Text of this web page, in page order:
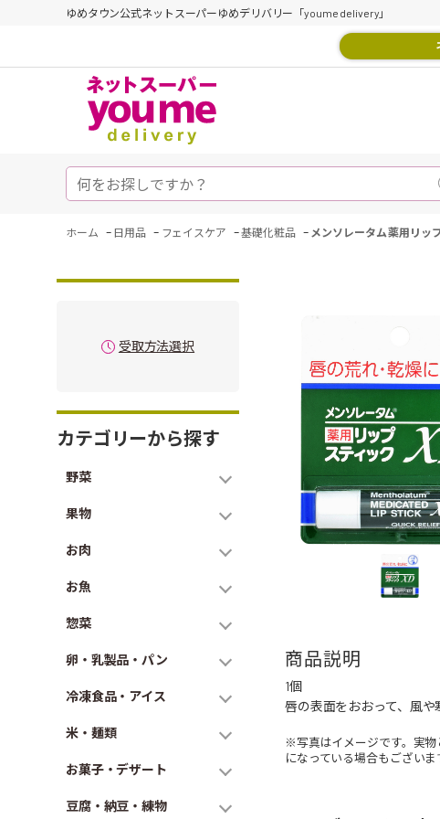
ゆめタウン公式ネットスーパーゆめデリバリー「youme delivery」
ホーム - 日用品 - フェイスケア -基礎化粧品 - メンソレータム 薬用リッ
受取方法選択
カテゴリーから探す
野菜
果物
お肉
お魚
惣菜
卵・乳製品・パン
冷凍食品・アイス
米・麺類
お菓子・デザート
豆腐・納豆・練物
商品説明
1個
唇の表面をおおって、風や
※写真はイメージです。実
になっている場合もござい